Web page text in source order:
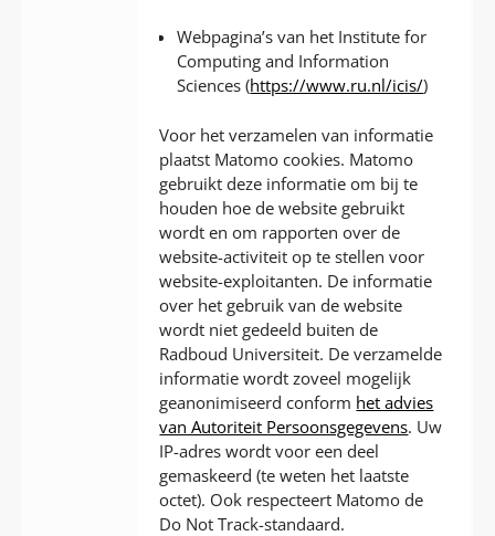
Webpagina’s van het Institute for
Computing and Information
Sciences (https://www.ru.nl/icis/)
Voor het verzamelen van informatie
plaatst Matomo cookies. Matomo
gebruikt deze informatie om bij te
houden hoe de website gebruikt
wordt en om rapporten over de
website-activiteit op te stellen voor
website-exploitanten. De informatie
over het gebruik van de website
wordt niet gedeeld buiten de
Radboud Universiteit. De verzamelde
informatie wordt zoveel mogelijk
geanonimiseerd conform het advies
van Autoriteit Persoonsgegevens. Uw
IP-adres wordt voor een deel
gemaskeerd (te weten het laatste
octet). Ook respecteert Matomo de
Do Not Track-standaard.